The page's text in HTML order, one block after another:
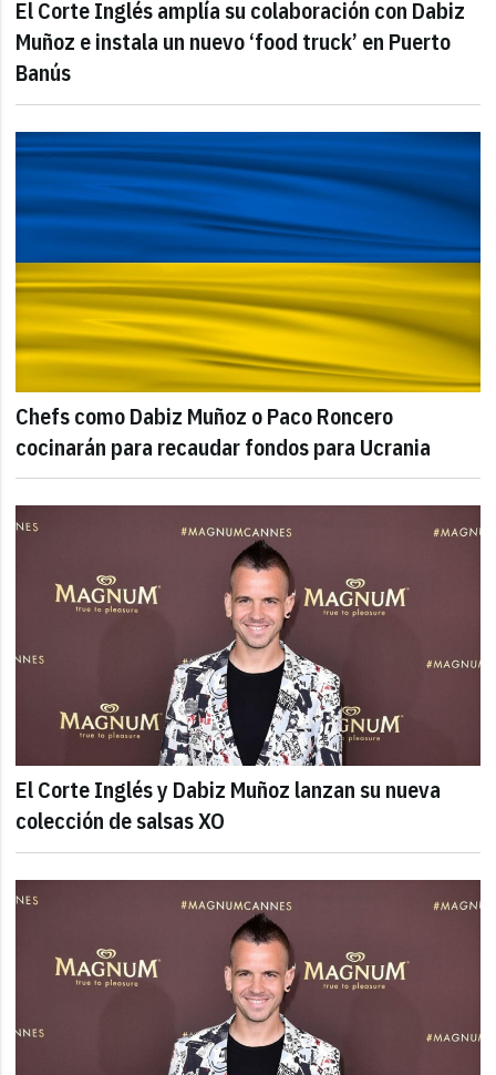
El Corte Inglés amplía su colaboración con Dabiz
Muñoz e instala un nuevo ‘food truck’ en Puerto
Banús
Chefs como Dabiz Muñoz o Paco Roncero
cocinarán para recaudar fondos para Ucrania
El Corte Inglés y Dabiz Muñoz lanzan su nueva
colección de salsas XO